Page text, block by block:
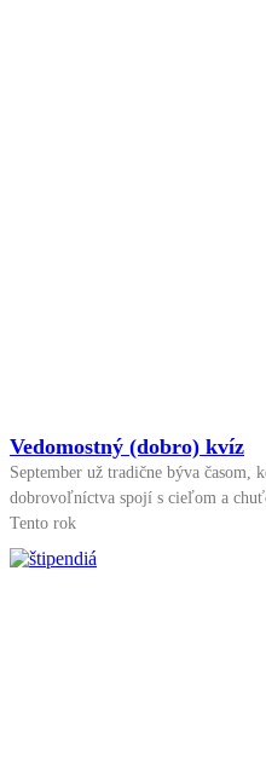
Vedomostný (dobro) kvíz
September už tradične býva časom,
dobrovoľníctva spojí s cieľom a
Tento rok